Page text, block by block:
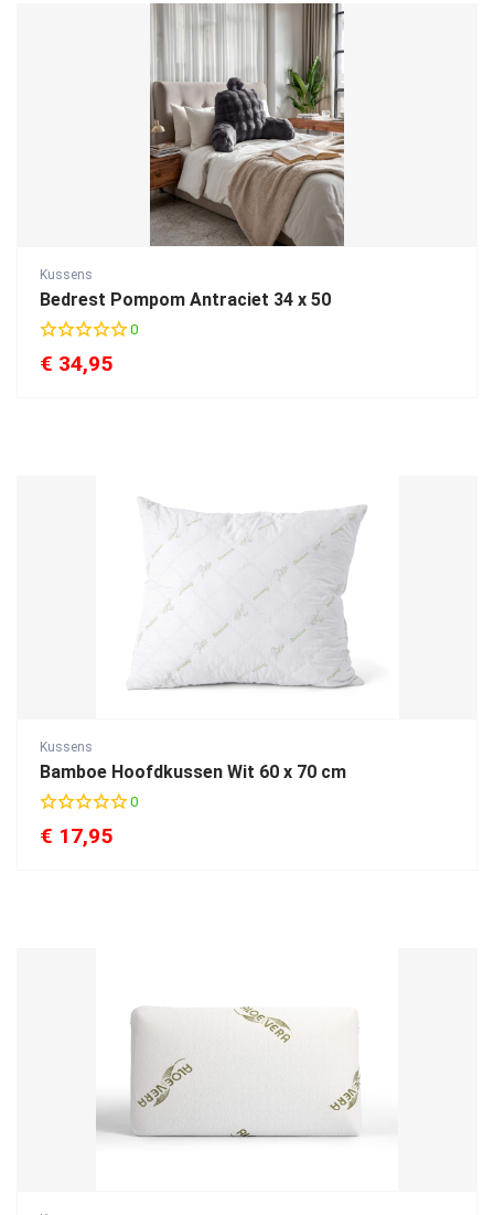
Kussens
Bedrest Pompom Antraciet 34 x 50
0
€ 34,95
Kussens
Bamboe Hoofdkussen Wit 60 x 70 cm
0
€ 17,95